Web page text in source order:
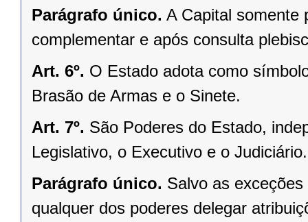
Parágrafo único. A Capital somente
complementar e após consulta
Art. 6º. O Estado adota como
Brasão de Armas e o Sinete.
Art. 7º. São Poderes do Estado,
Legislativo, o Executivo e o Judiciário.
Parágrafo único. Salvo as
qualquer dos poderes delegar